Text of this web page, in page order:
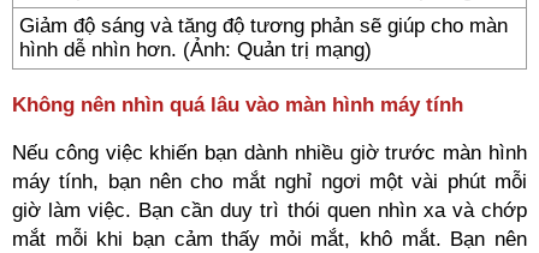
Giảm độ sáng và tăng độ tương phản sẽ giúp cho màn
hình dễ nhìn hơn. (Ảnh: Quản trị mạng)
Không nên nhìn quá lâu vào màn hình máy tính
Nếu công việc khiến bạn dành nhiều giờ trước màn hình
máy tính, bạn nên cho mắt nghỉ ngơi một vài phút mỗi
giờ làm việc. Bạn cần duy trì thói quen nhìn xa và chớp
mắt mỗi khi bạn cảm thấy mỏi mắt, khô mắt. Bạn nên